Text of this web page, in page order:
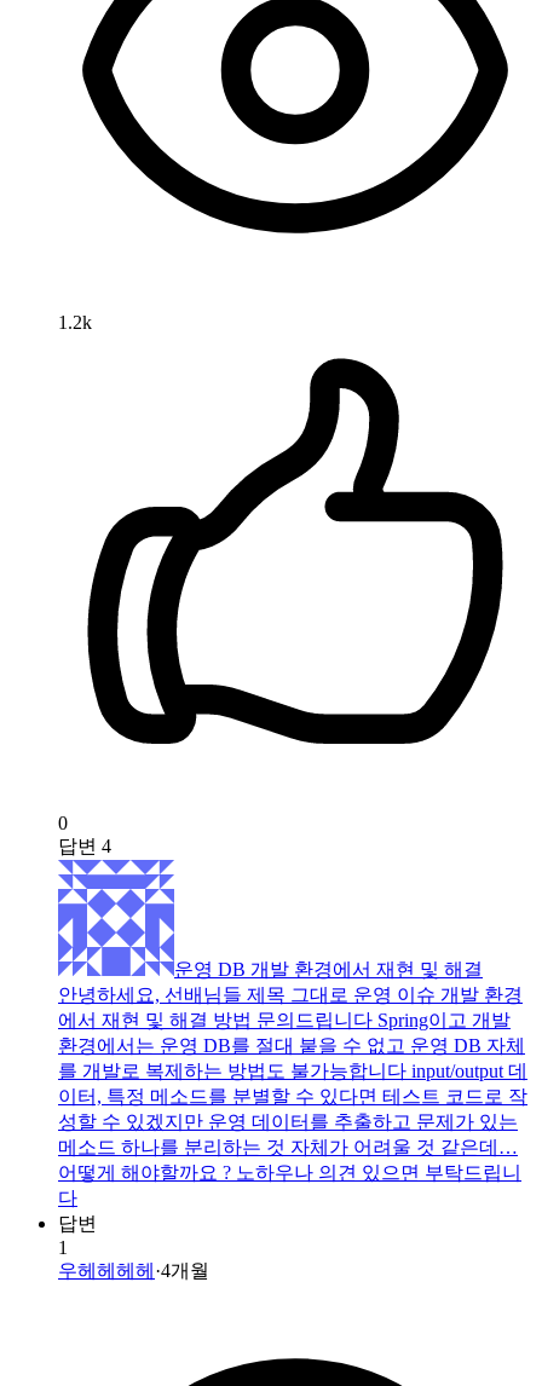
1.2k
0
답변 4
운영 DB 개발 환경에서 재현 및 해결
안녕하세요, 선배님들 제목 그대로 운영 이슈 개발 환경
에서 재현 및 해결 방법 문의드립니다 Spring이고 개발
환경에서는 운영 DB를 절대 붙을 수 없고 운영 DB 자체
를 개발로 복제하는 방법도 불가능합니다 input/output 데
이터, 특정 메소드를 분별할 수 있다면 테스트 코드로 작
성할 수 있겠지만 운영 데이터를 추출하고 문제가 있는
메소드 하나를 분리하는 것 자체가 어려울 것 같은데…
어떻게 해야할까요 ? 노하우나 의견 있으면 부탁드립니
다
답변
1
우헤헤헤헤 ·4개월